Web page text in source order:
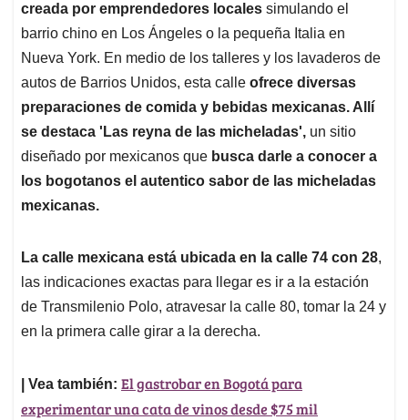
A
p
p
o
o
k
d
I
n
d
s
creada por emprendedores locales simulando el
barrio chino en Los Ángeles o la pequeña Italia en
Nueva York. En medio de los talleres y los lavaderos de
autos de Barrios Unidos, esta calle ofrece diversas
preparaciones de comida y bebidas mexicanas. Allí
se destaca 'Las reyna de las micheladas', un sitio
diseñado por mexicanos que busca darle a conocer a
los bogotanos el autentico sabor de las micheladas
mexicanas.
La calle mexicana está ubicada en la calle 74 con 28,
las indicaciones exactas para llegar es ir a la estación
de Transmilenio Polo, atravesar la calle 80, tomar la 24 y
en la primera calle girar a la derecha.
| Vea también: El gastrobar en Bogotá para
experimentar una cata de vinos desde $75 mil